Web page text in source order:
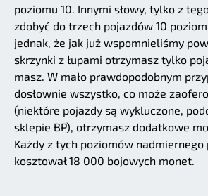
poziomu 10. Innymi słowy, tylko z
zdobyć do trzech pojazdów 10
jednak, że jak już wspomnieliśmy
skrzynki z łupami otrzymasz tylko
masz. W mało prawdopodobnym
dosłownie wszystko, co może
(niektóre pojazdy są wykluczone,
sklepie BP), otrzymasz dodatkowe
Każdy z tych poziomów nadmiernego
kosztował 18 000 bojowych monet.